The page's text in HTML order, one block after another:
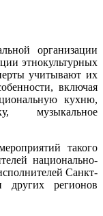
организации
этнокультурных
учитывают их
включая
кухню,
музыкальное
такого
национально-
Санкт-
других регионов